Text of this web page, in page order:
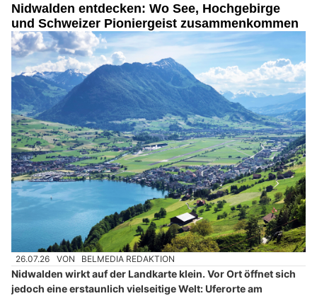
Nidwalden entdecken: Wo See, Hochgebirge
und Schweizer Pioniergeist zusammenkommen
26.07.26 VON BELMEDIA REDAKTION
Nidwalden wirkt auf der Landkarte klein. Vor Ort öffnet sich
jedoch eine erstaunlich vielseitige Welt: Uferorte am